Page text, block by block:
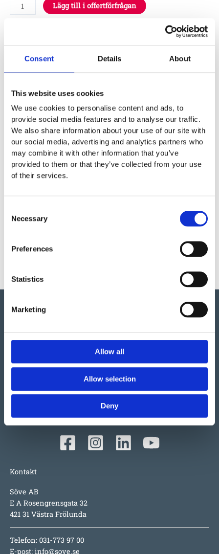
Consent Details About
This website uses cookies
We use cookies to personalise content and ads, to
provide social media features and to analyse our traffic.
We also share information about your use of our site with
our social media, advertising and analytics partners who
may combine it with other information that you’ve
provided to them or that they’ve collected from your use
of their services.
Selection
Necessary
Preferences
Statistics
Marketing
Allow all
Allow selection
Deny
Lägg till i offertförfrågan
Specifikationer
Fundament
Garantivillkor
Produktens utseende kan avvika mot de bilder som visas
Vi har så mycket vi skulle vilja berätta om detta både
stora och lilla företag i Ulefoss, Norge. Ett familjeföretag
parkmöbler m.m. i Norden. Tillväxten beror faktiskt mest
på produkterna i sig; underhållsfritt, lång garanti,
inspirerande utmaningar för barnen, hög säkerhet och
numera även design i toppklass.
Kontakt
Söve AB
E A Rosengrensgata 32
421 31 Västra Frölunda
Telefon: 031-773 97 00
E-post: info@sove.se